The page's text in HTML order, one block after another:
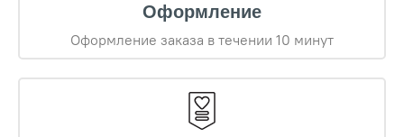
Оформление
Оформление заказа в течении 10 минут